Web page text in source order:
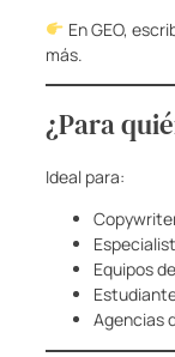
En GEO,
más.
¿Para
Ideal para:
Equipos
Agencias